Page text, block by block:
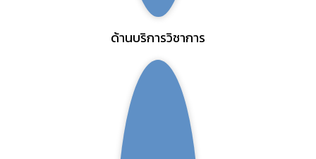
ด้านบริการวิชาการ